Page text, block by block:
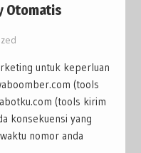
Otomatis
untuk keperluan
(tools
(tools kirim
konsekuensi yang
nomor anda